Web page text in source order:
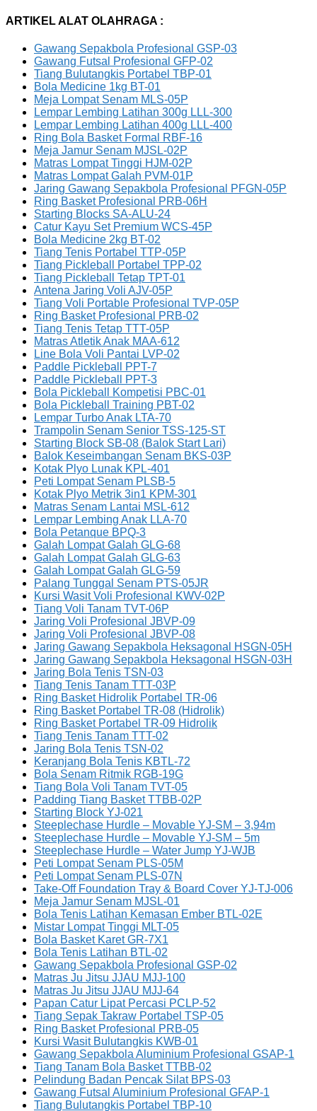
ARTIKEL ALAT OLAHRAGA :
Gawang Sepakbola Profesional GSP-03
Gawang Futsal Profesional GFP-02
Tiang Bulutangkis Portabel TBP-01
Bola Medicine 1kg BT-01
Meja Lompat Senam MLS-05P
Lempar Lembing Latihan 300g LLL-300
Lempar Lembing Latihan 400g LLL-400
Ring Bola Basket Formal RBF-16
Meja Jamur Senam MJSL-02P
Matras Lompat Tinggi HJM-02P
Matras Lompat Galah PVM-01P
Jaring Gawang Sepakbola Profesional PFGN-05P
Ring Basket Profesional PRB-06H
Starting Blocks SA-ALU-24
Catur Kayu Set Premium WCS-45P
Bola Medicine 2kg BT-02
Tiang Tenis Portabel TTP-05P
Tiang Pickleball Portabel TPP-02
Tiang Pickleball Tetap TPT-01
Antena Jaring Voli AJV-05P
Tiang Voli Portable Profesional TVP-05P
Ring Basket Profesional PRB-02
Tiang Tenis Tetap TTT-05P
Matras Atletik Anak MAA-612
Line Bola Voli Pantai LVP-02
Paddle Pickleball PPT-7
Paddle Pickleball PPT-3
Bola Pickleball Kompetisi PBC-01
Bola Pickleball Training PBT-02
Lempar Turbo Anak LTA-70
Trampolin Senam Senior TSS-125-ST
Starting Block SB-08 (Balok Start Lari)
Balok Keseimbangan Senam BKS-03P
Kotak Plyo Lunak KPL-401
Peti Lompat Senam PLSB-5
Kotak Plyo Metrik 3in1 KPM-301
Matras Senam Lantai MSL-612
Lempar Lembing Anak LLA-70
Bola Petanque BPQ-3
Galah Lompat Galah GLG-68
Galah Lompat Galah GLG-63
Galah Lompat Galah GLG-59
Palang Tunggal Senam PTS-05JR
Kursi Wasit Voli Profesional KWV-02P
Tiang Voli Tanam TVT-06P
Jaring Voli Profesional JBVP-09
Jaring Voli Profesional JBVP-08
Jaring Gawang Sepakbola Heksagonal HSGN-05H
Jaring Gawang Sepakbola Heksagonal HSGN-03H
Jaring Bola Tenis TSN-03
Tiang Tenis Tanam TTT-03P
Ring Basket Hidrolik Portabel TR-06
Ring Basket Portabel TR-08 (Hidrolik)
Ring Basket Portabel TR-09 Hidrolik
Tiang Tenis Tanam TTT-02
Jaring Bola Tenis TSN-02
Keranjang Bola Tenis KBTL-72
Bola Senam Ritmik RGB-19G
Tiang Bola Voli Tanam TVT-05
Padding Tiang Basket TTBB-02P
Starting Block YJ-021
Steeplechase Hurdle – Movable YJ-SM – 3,94m
Steeplechase Hurdle – Movable YJ-SM – 5m
Steeplechase Hurdle – Water Jump YJ-WJB
Peti Lompat Senam PLS-05M
Peti Lompat Senam PLS-07N
Take-Off Foundation Tray & Board Cover YJ-TJ-006
Meja Jamur Senam MJSL-01
Bola Tenis Latihan Kemasan Ember BTL-02E
Mistar Lompat Tinggi MLT-05
Bola Basket Karet GR-7X1
Bola Tenis Latihan BTL-02
Gawang Sepakbola Profesional GSP-02
Matras Ju Jitsu JJAU MJJ-100
Matras Ju Jitsu JJAU MJJ-64
Papan Catur Lipat Percasi PCLP-52
Tiang Sepak Takraw Portabel TSP-05
Ring Basket Profesional PRB-05
Kursi Wasit Bulutangkis KWB-01
Gawang Sepakbola Aluminium Profesional GSAP-1
Tiang Tanam Bola Basket TTBB-02
Pelindung Badan Pencak Silat BPS-03
Gawang Futsal Aluminium Profesional GFAP-1
Tiang Bulutangkis Portabel TBP-10